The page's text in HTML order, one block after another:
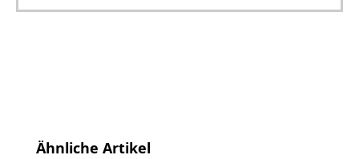
Produktgalerie überspringen
Ähnliche Artikel